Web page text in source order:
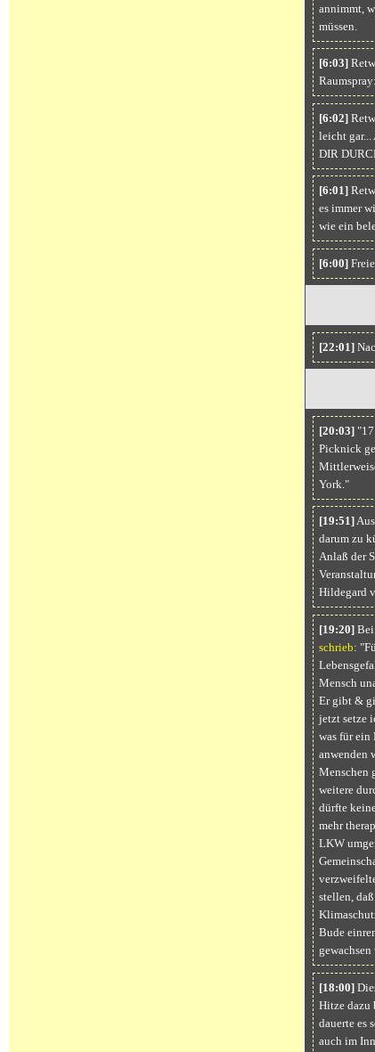
annimmt,
müssen.
[6:03]
[6:02]
leicht
DIR
[6:01]
es immer
wie ein
[6:00]
[22:01]
[20:03]
Picknick
York."
[19:51]
darum zu
Anlaß der
Hildegard
[19:20]Bei
schrieb:
Mensch
Er gibt &
jetzt setze
was für ein
anwenden
Menschen
weitere
dürfte
mehr
LKW
stellen,
Bude
gewachsen
[18:00]
Hitze dazu
dauerte es
auch im